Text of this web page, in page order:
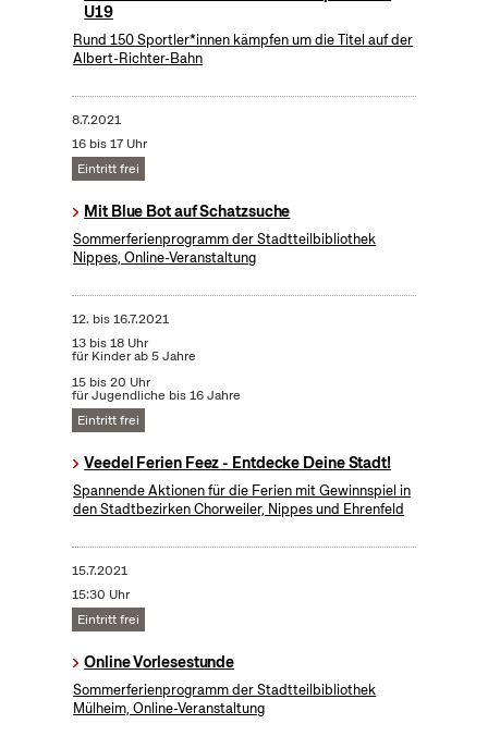
U19
Rund 150 Sportler*innen kämpfen um die Titel auf der
Albert-Richter-Bahn
8.7.2021
16 bis 17 Uhr
Eintritt frei
Mit Blue Bot auf Schatzsuche
Sommerferienprogramm der Stadtteilbibliothek
Nippes, Online-Veranstaltung
12. bis16.7.2021
13 bis 18 Uhr
für Kinder ab 5 Jahre
15 bis 20 Uhr
für Jugendliche bis 16 Jahre
Eintritt frei
Veedel Ferien Feez - Entdecke Deine Stadt!
Spannende Aktionen für die Ferien mit Gewinnspiel in
den Stadtbezirken Chorweiler, Nippes und Ehrenfeld
15.7.2021
15:30 Uhr
Eintritt frei
Online Vorlesestunde
Sommerferienprogramm der Stadtteilbibliothek
Mülheim, Online-Veranstaltung